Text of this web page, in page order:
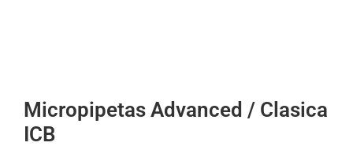
Micropipetas Advanced / Clasica
ICB